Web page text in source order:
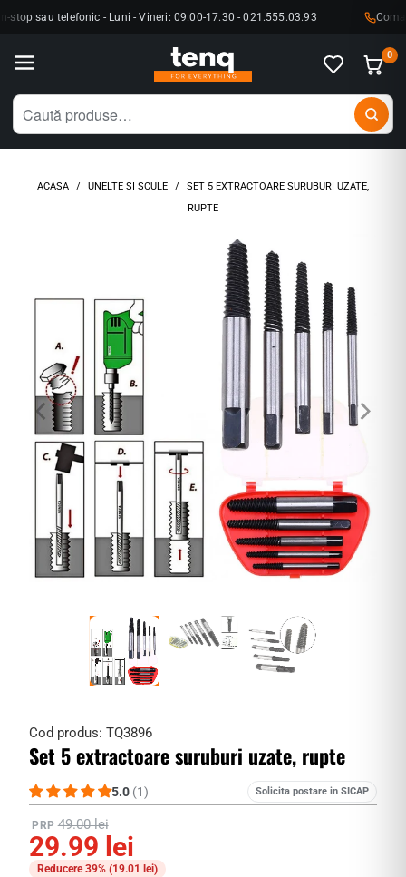
sau telefonic - Luni - Vineri: 09.00-17.30 - 021.555.03.93
0
ACASA / UNELTE SI SCULE /
SET 5 EXTRACTOARE SURUBURI UZATE,
RUPTE
Cod produs: TQ3896
Set 5 extractoare suruburi uzate, rupte
5.0 (1) Solicita postare in SICAP
29.99 lei
PRP49.00 lei
Reducere 39% (19.01 lei)